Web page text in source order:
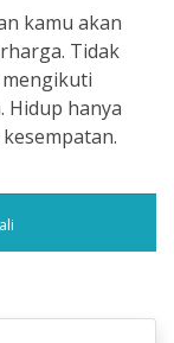
kamu akan
Tidak
Hidup hanya